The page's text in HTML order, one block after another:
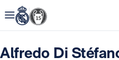
Alfredo Di